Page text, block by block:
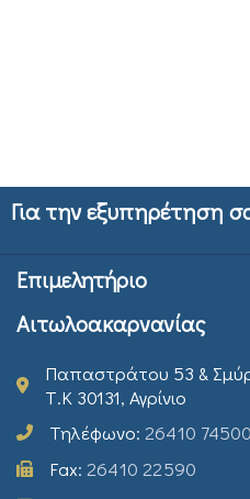
Για την εξυπηρέτηση
Επιμελητήριο
Αιτωλοακαρνανίας
Παπαστράτου 53 &
Τ.Κ 30131, Αγρίνιο
Τηλέφωνο: 26410 74500
Fax: 26410 22590